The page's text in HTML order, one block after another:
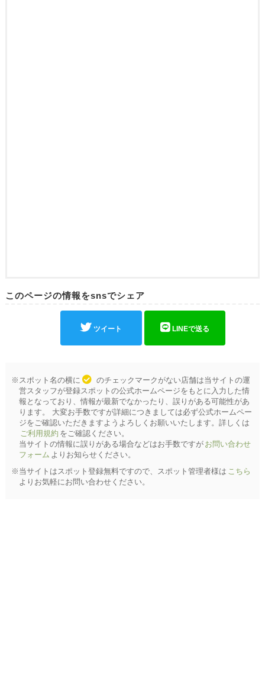
このページの情報をsnsでシェア
ツイート LINEで送る
※スポット名の横に
のチェックマークがない店舗は当サイトの運
営スタッフが登録スポットの公式ホームページをもとに入力した情
報となっており、情報が最新でなかったり、誤りがある可能性があ
ります。 大変お手数ですが詳細につきましては必ず公式ホームペー
ジをご確認いただきますようよろしくお願いいたします。詳しくは
ご利用規約 をご確認ください。
当サイトの情報に誤りがある場合などはお手数ですが お問い合わせ
フォーム よりお知らせください。
※当サイトはスポット登録無料ですので、スポット管理者様は こちら
よりお気軽にお問い合わせください。